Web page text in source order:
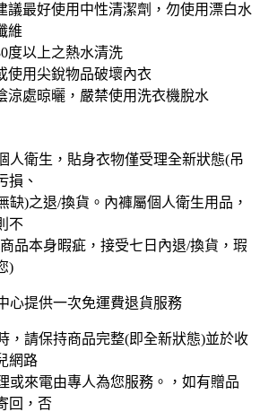
議最好使用中性清潔劑，勿使用漂白水
維
度以上之熱水清洗
使用尖銳物品破壞內衣
涼處晾曬，嚴禁使用洗衣機脫水
衛生，貼身衣物僅受理全新狀態(吊
損、
缺)之退/換貨。內褲屬個人衛生用品，
不
品本身暇疵，接受七日內退/換貨，瑕
)
提供一次免運費退貨服務
請保持商品完整(即全新狀態)並於收
網路
或來電由專人為您服務。，如有贈品
回，否